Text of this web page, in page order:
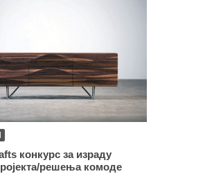
конкурс за израду
решења комоде